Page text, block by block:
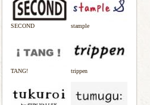
SECOND stample
TANG! trippen